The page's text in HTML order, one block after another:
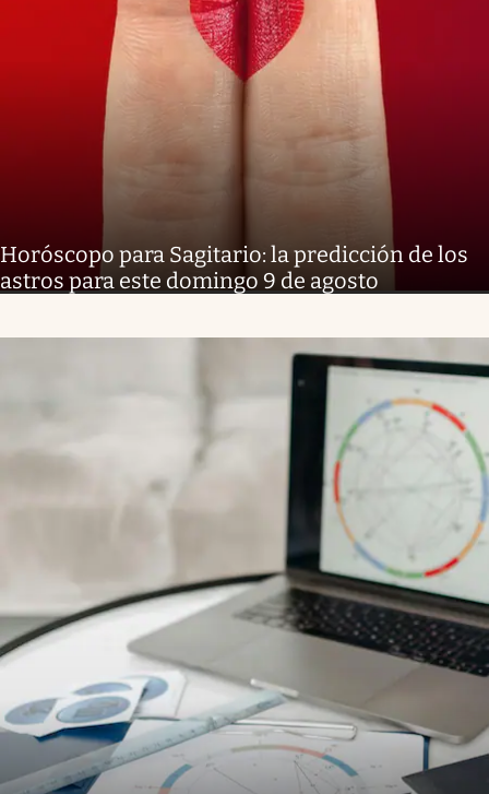
Horóscopo para Sagitario: la predicción de los
astros para este domingo 9 de agosto